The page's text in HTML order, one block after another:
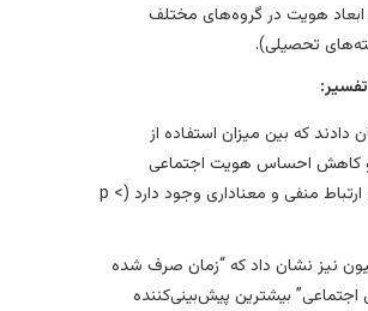
ابعاد هویت در گروه‌های مختلف
تحصیلی).
دادند که بین میزان استفاده از
و کاهش احساس هویت اجتماعی
دانشجویان، ارتباط منفی و معناداری وجود دارد (p <
نیز نشان داد که “زمان صرف شده
بیشترین پیش‌بینی‌کننده